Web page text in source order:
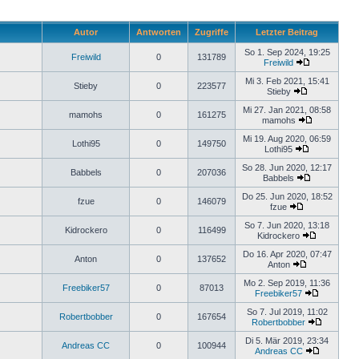
Autor Antworten Zugriffe Letzter Beitrag
Freiwild 0 131789
So 1. Sep 2024, 19:25
Freiwild
Stieby 0 223577
Mi 3. Feb 2021, 15:41
Stieby
mamohs 0 161275
Mi 27. Jan 2021, 08:58
mamohs
Lothi95 0 149750
Mi 19. Aug 2020, 06:59
Lothi95
Babbels 0 207036
So 28. Jun 2020, 12:17
Babbels
fzue 0 146079
Do 25. Jun 2020, 18:52
fzue
Kidrockero 0 116499
So 7. Jun 2020, 13:18
Kidrockero
Anton 0 137652
Do 16. Apr 2020, 07:47
Anton
Freebiker57 0 87013
Mo 2. Sep 2019, 11:36
Freebiker57
Robertbobber 0 167654
So 7. Jul 2019, 11:02
Robertbobber
Andreas CC 0 100944
Di 5. Mär 2019, 23:34
Andreas CC